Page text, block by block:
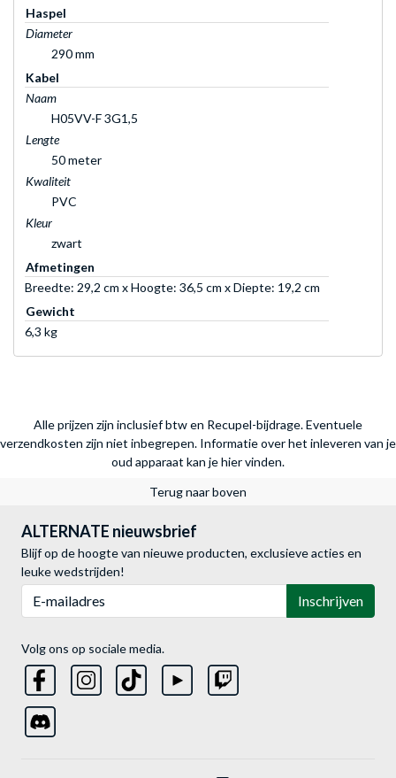
Haspel
Diameter
290 mm
Kabel
Naam
H05VV-F 3G1,5
Lengte
50 meter
Kwaliteit
PVC
Kleur
zwart
Afmetingen
Breedte: 29,2 cm x Hoogte: 36,5 cm x Diepte: 19,2 cm
Gewicht
6,3 kg
Alle prijzen zijn inclusief btw en Recupel-bijdrage. Eventuele
verzendkosten zijn niet inbegrepen. Informatie over het inleveren van je
oud apparaat kan je hier vinden.
Terug naar boven
ALTERNATE nieuwsbrief
Blijf op de hoogte van nieuwe producten, exclusieve acties en
leuke wedstrijden!
Inschrijven
Volg ons op sociale media.